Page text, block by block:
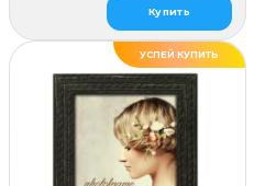
Купить
УСПЕЙ КУПИТЬ